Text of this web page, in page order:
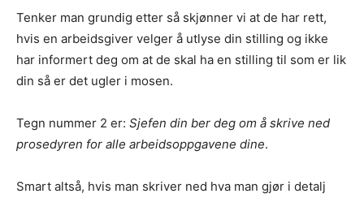
Tenker man grundig etter så skjønner vi at de har rett,
hvis en arbeidsgiver velger å utlyse din stilling og ikke
har informert deg om at de skal ha en stilling til som er lik
din så er det ugler i mosen.
Tegn nummer 2 er: Sjefen din ber deg om å skrive ned
prosedyren for alle arbeidsoppgavene dine.
Smart altså, hvis man skriver ned hva man gjør i detalj